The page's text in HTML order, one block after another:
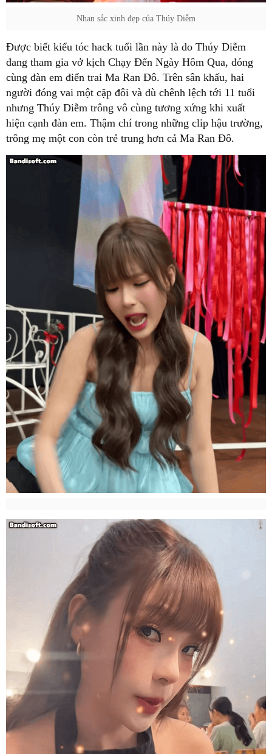
Nhan sắc xinh đẹp của Thúy Diễm
Được biết kiểu tóc hack tuổi lần này là do Thúy Diễm
đang tham gia vở kịch Chạy Đến Ngày Hôm Qua, đóng
cùng đàn em điển trai Ma Ran Đô. Trên sân khấu, hai
người đóng vai một cặp đôi và dù chênh lệch tới 11 tuổi
nhưng Thúy Diễm trông vô cùng tương xứng khi xuất
hiện cạnh đàn em. Thậm chí trong những clip hậu trường,
trông mẹ một con còn trẻ trung hơn cả Ma Ran Đô.